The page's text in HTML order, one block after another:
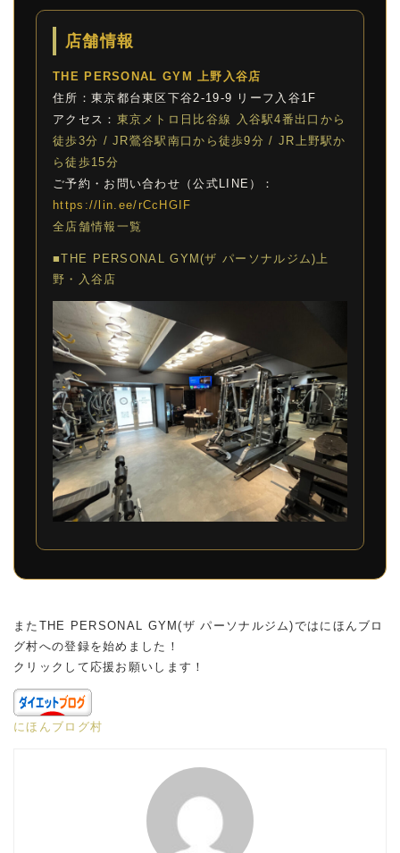
店舗情報
THE PERSONAL GYM 上野入谷店
住所：東京都台東区下谷2-19-9 リーフ入谷1F
アクセス： 東京メトロ日比谷線 入谷駅4番出口から
徒歩3分 / JR鶯谷駅南口から徒歩9分 / JR上野駅か
ら徒歩15分
ご予約・お問い合わせ（公式LINE）：
https://lin.ee/rCcHGIF
全店舗情報一覧
■THE PERSONAL GYM(ザ パーソナルジム)上
野・入谷店
またTHE PERSONAL GYM(ザ パーソナルジム)ではにほんブロ
グ村への登録を始めました！
クリックして応援お願いします！
にほんブログ村